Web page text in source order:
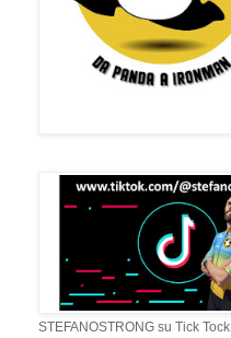
STEFANOSTRONG su Tick Tock